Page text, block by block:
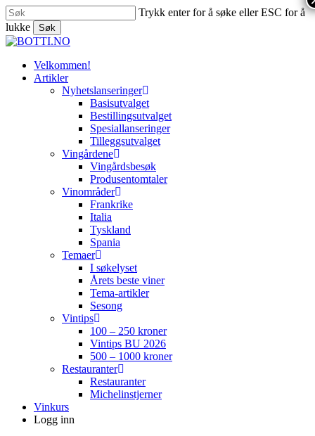
Skip
to
main
content
Trykk enter for å søke eller ESC for å
lukke
Søk
Close
search
Menu
Velkommen!
Artikler
Nyhetslanseringer
Basisutvalget
Bestillingsutvalget
Spesiallanseringer
Tilleggsutvalget
Vingårdene
Vingårdsbesøk
Produsentomtaler
Vinområder
Frankrike
Italia
Tyskland
Spania
Temaer
I søkelyset
Årets beste viner
Tema-artikler
Sesong
Vintips
100 – 250 kroner
Vintips BU 2026
500 – 1000 kroner
Restauranter
Restauranter
Michelinstjerner
Vinkurs
Logg inn